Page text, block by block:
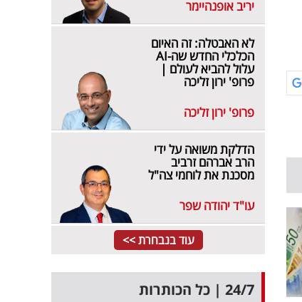
יריב אופנהיימר
לא האבטלה: זה האיום
הכלכלי החדש שה-AI
עלול להביא לעולם |
פרופ' ירון זליכה
פרופ' ירון זליכה
הדלקת משואה על ידי
הרב אברהם זרביב
מסכנת את לוחמי צה"ל
עו"ד יהודה שפר
עוד בנבחרת >>
24/7 | כל הכותרות